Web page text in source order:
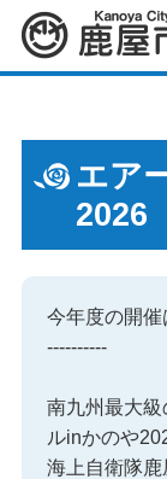
鹿屋
エア
2026
今年度の開催
----------
南九州最大
ルinかのや
海上自衛隊